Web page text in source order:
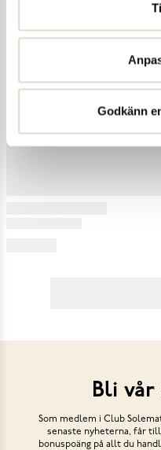
Godkänn
Bli vår
Som medlem i Club
senaste nyheterna, får
bonuspoäng på allt du